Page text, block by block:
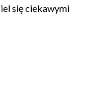
się ciekawymi